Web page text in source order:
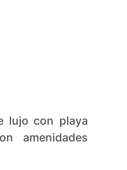
lujo con playa
amenidades